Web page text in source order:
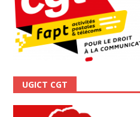
UGICT CGT